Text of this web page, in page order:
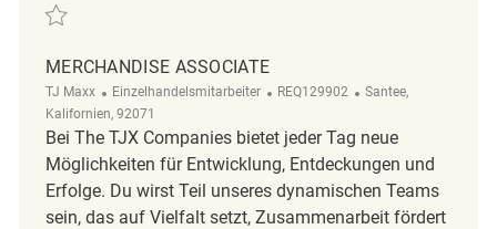
Retten Merchandise Associate REQ136629
MERCHANDISE ASSOCIATE
TJ Maxx Kategorie
Einzelhandelsmitarbeiter ReqId
REQ129902 Ort
Santee,
Kalifornien, 92071
Bei The TJX Companies bietet jeder Tag neue
Möglichkeiten für Entwicklung, Entdeckungen und
Erfolge. Du wirst Teil unseres dynamischen Teams
sein, das auf Vielfalt setzt, Zusammenarbeit fördert